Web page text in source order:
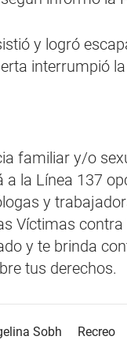
y logró
interrumpió
familiar y/o
la Línea 137
y
Víctimas contra
y te brinda
tus derechos.
Sobh Recreo